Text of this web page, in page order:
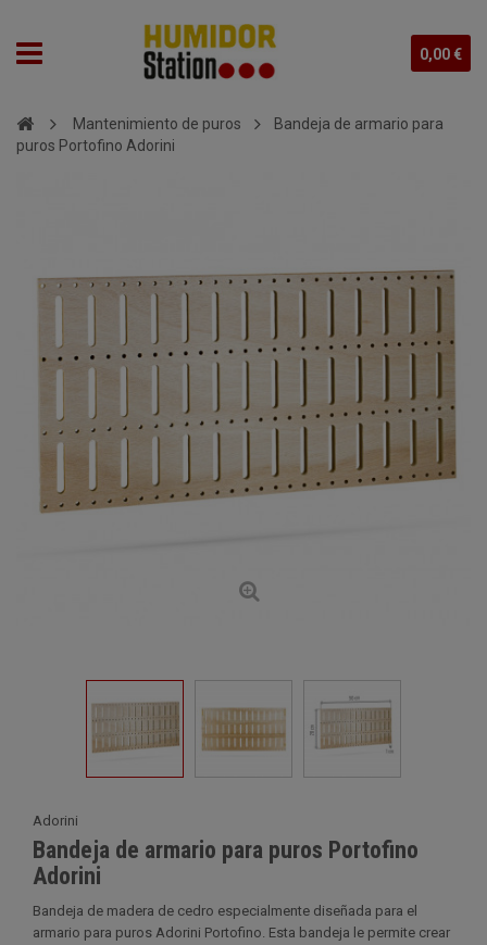
0,00 €
Mantenimiento de puros
Bandeja de armario para
puros Portofino Adorini
Adorini
Bandeja de armario para puros Portofino
Adorini
Bandeja de madera de cedro especialmente diseñada para el
armario para puros Adorini Portofino. Esta bandeja le permite crear